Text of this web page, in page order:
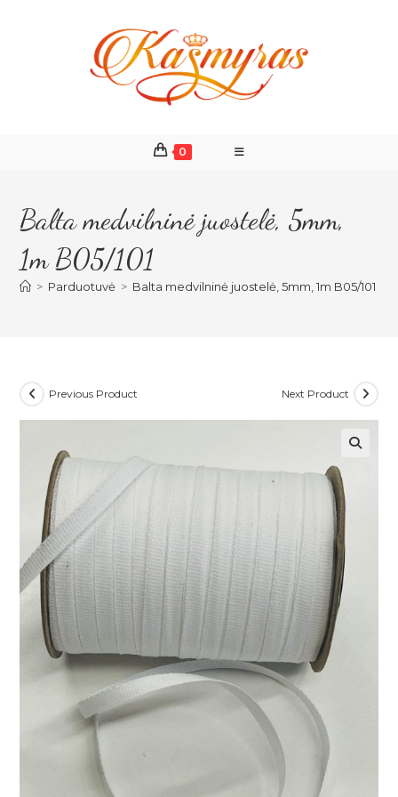
0
Balta medvilninė juostelė, 5mm,
1m B05/101
> Parduotuvė > Balta medvilninė juostelė, 5mm, 1m B05/101
Previous Product Next Product